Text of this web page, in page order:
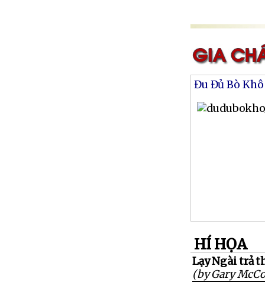
Đu Đủ Bò Khô
HÍ HỌA
Lạy Ngài trả
(by Gary